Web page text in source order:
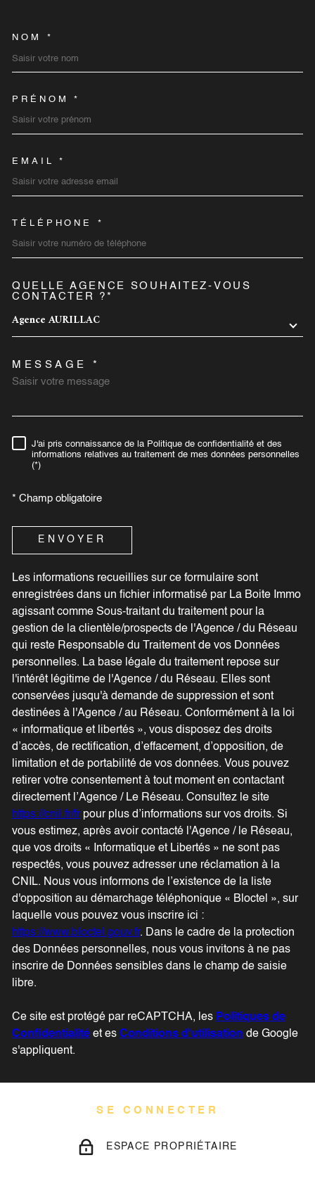
NOM *
PRÉNOM *
EMAIL *
TÉLÉPHONE *
QUELLE AGENCE SOUHAITEZ-VOUS
CONTACTER ?*
Agence AURILLAC
MESSAGE *
RÈGLEMENTATION
J'ai pris connaissance de la Politique de confidentialité et des
informations relatives au traitement de mes données personnelles
(*)
* Champ obligatoire
ENVOYER
Les informations recueillies sur ce formulaire sont
enregistrées dans un fichier informatisé par La Boite Immo
agissant comme Sous-traitant du traitement pour la
gestion de la clientèle/prospects de l'Agence / du Réseau
qui reste Responsable du Traitement de vos Données
personnelles. La base légale du traitement repose sur
l'intérêt légitime de l'Agence / du Réseau. Elles sont
conservées jusqu'à demande de suppression et sont
destinées à l'Agence / au Réseau. Conformément à la loi
« informatique et libertés », vous disposez des droits
d’accès, de rectification, d’effacement, d’opposition, de
limitation et de portabilité de vos données. Vous pouvez
retirer votre consentement à tout moment en contactant
directement l’Agence / Le Réseau. Consultez le site
https://cnil.fr/frpour plus d’informations sur vos droits. Si
vous estimez, après avoir contacté l'Agence / le Réseau,
que vos droits « Informatique et Libertés » ne sont pas
respectés, vous pouvez adresser une réclamation à la
CNIL. Nous vous informons de l’existence de la liste
d'opposition au démarchage téléphonique « Bloctel », sur
laquelle vous pouvez vous inscrire ici :
https://www.bloctel.gouv.fr. Dans le cadre de la protection
des Données personnelles, nous vous invitons à ne pas
inscrire de Données sensibles dans le champ de saisie
libre.
Ce site est protégé par reCAPTCHA, les Politiques de
Confidentialité et es Conditions d'utilisation de Google
s'appliquent.
SE CONNECTER
ESPACE PROPRIÉTAIRE